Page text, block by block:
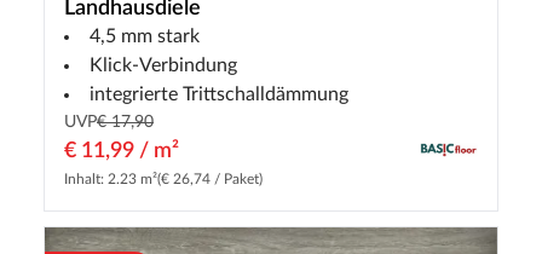
Landhausdiele
4,5 mm stark
Klick-Verbindung
integrierte Trittschalldämmung
UVP€ 17,90
€ 11,99 / m²
Inhalt: 2.23 m²(€ 26,74 / Paket)